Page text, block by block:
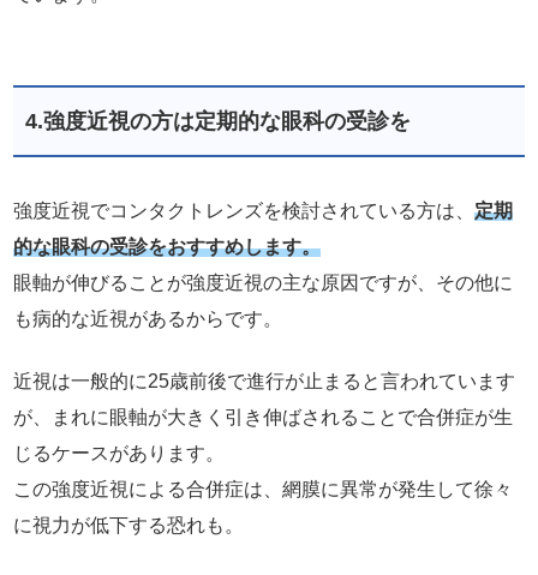
4.強度近視の方は定期的な眼科の受診を
強度近視でコンタクトレンズを検討されている方は、 定期
的な眼科の受診をおすすめします。
眼軸が伸びることが強度近視の主な原因ですが、その他に
も病的な近視があるからです。
近視は一般的に25歳前後で進行が止まると言われています
が、まれに眼軸が大きく引き伸ばされることで合併症が生
じるケースがあります。
この強度近視による合併症は、網膜に異常が発生して徐々
に視力が低下する恐れも。